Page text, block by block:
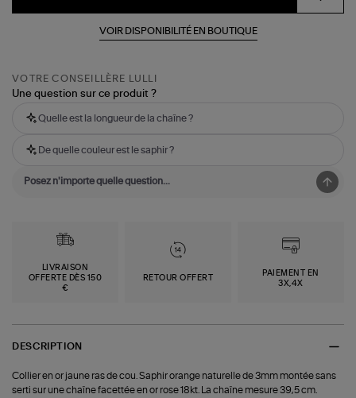
VOIR DISPONIBILITÉ EN BOUTIQUE
VOTRE CONSEILLÈRE LULLI
Une question sur ce produit ?
Quelle est la longueur de la chaîne ?
De quelle couleur est le saphir ?
LIVRAISON
OFFERTE DÈS 150
€
RETOUR OFFERT
PAIEMENT EN
3X,4X
DESCRIPTION
Collier en or jaune ras de cou. Saphir orange naturelle de 3mm montée sans
serti sur une chaîne facettée en or rose 18kt. La chaîne mesure 39,5 cm.